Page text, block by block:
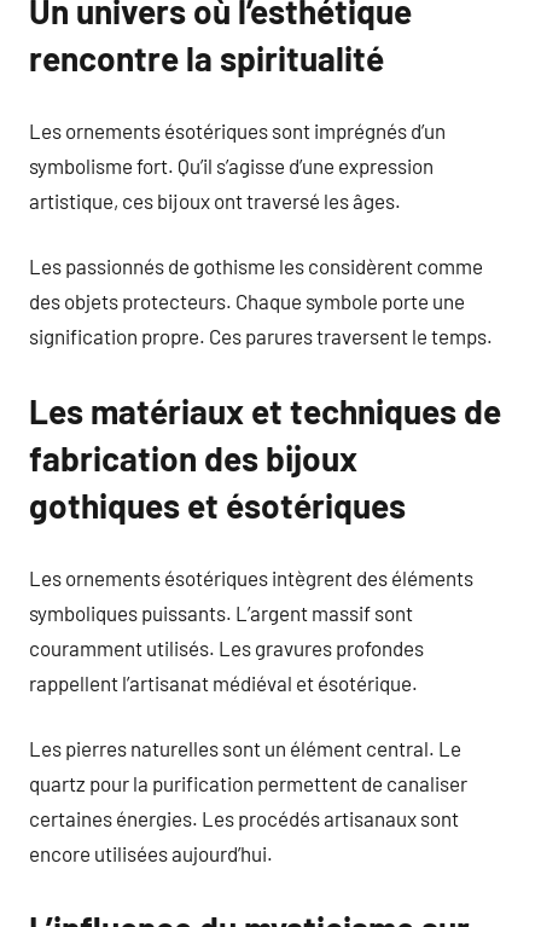
Un univers où l’esthétique
rencontre la spiritualité
Les ornements ésotériques sont imprégnés d’un
symbolisme fort. Qu’il s’agisse d’une expression
artistique, ces bijoux ont traversé les âges.
Les passionnés de gothisme les considèrent comme
des objets protecteurs. Chaque symbole porte une
signification propre. Ces parures traversent le temps.
Les matériaux et techniques de
fabrication des bijoux
gothiques et ésotériques
Les ornements ésotériques intègrent des éléments
symboliques puissants. L’argent massif sont
couramment utilisés. Les gravures profondes
rappellent l’artisanat médiéval et ésotérique.
Les pierres naturelles sont un élément central. Le
quartz pour la purification permettent de canaliser
certaines énergies. Les procédés artisanaux sont
encore utilisées aujourd’hui.